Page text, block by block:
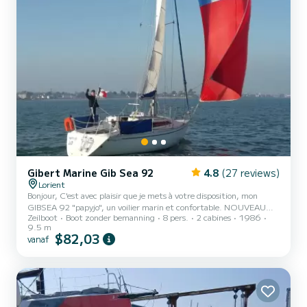
Gibert Marine Gib Sea 92 4.8 (27 reviews)
Lorient
Bonjour, C'est avec plaisir que je mets à votre disposition, mon
GIBSEA 92 "papyjo", un voilier marin et confortable. NOUVEAU
2021: Sellerie neuve. Mât et gréement dormant et courant neufs,
Enrouleur neuf, feux de navigation et mouillage LED, projecteur
LED plage avant. Nouveauté 2022: 2 Batteries de services de 95 A
chaque bord. Nouveauté 2023 : 2 bloqueurs de driss...
Zeilboot Boot zonder bemanning 8 pers. 2 cabines
1986
9.5 m
vanaf $82,03